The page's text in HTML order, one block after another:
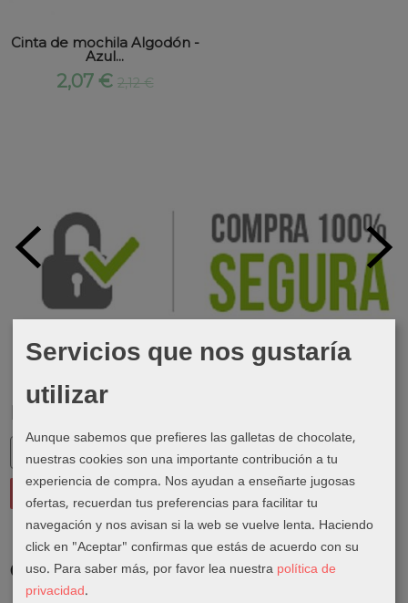
Costes de Envío
Cinta de mochila Algodón -
Azul...
2,07 € 2,12 €
Servicios que nos gustaría
utilizar
Aunque sabemos que prefieres las galletas de chocolate,
nuestras cookies son una importante contribución a tu
experiencia de compra. Nos ayudan a enseñarte jugosas
ofertas, recuerdan tus preferencias para facilitar tu
navegación y nos avisan si la web se vuelve lenta. Haciendo
click en "Aceptar" confirmas que estás de acuerdo con su
uso. Para saber más, por favor lea nuestra política de
privacidad.